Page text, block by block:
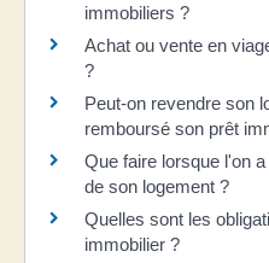
immobiliers ?
Achat ou vente en
?
Peut-on revendre son
remboursé son prêt
Que faire lorsque l'on
de son logement ?
Quelles sont les
immobilier ?